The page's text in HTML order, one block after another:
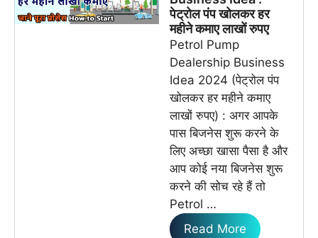
पेट्रोल पंप खोलकर हर
महीने कमाए लाखों रुपए
Petrol Pump
Dealership Business
Idea 2024 (पेट्रोल पंप
खोलकर हर महीने कमाए
लाखों रुपए) : अगर आपके
पास बिजनेस शुरू करने के
लिए अच्छा खासा पैसा है और
आप कोई नया बिजनेस शुरू
करने की सोच रहे हैं तो
Petrol …
Read More